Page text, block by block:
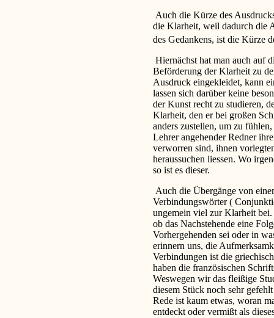
Auch die Kürze des
die Klarheit, weil dadurch die
des Gedankens, ist die Kürze
Hiernächst hat man auch auf
Beförderung der Klarheit zu
Ausdruck eingekleidet, kann
lassen sich darüber keine
der Kunst recht zu studieren,
Klarheit, den er bei großen
anders zustellen, um zu
Lehrer angehender Redner
verworren sind, ihnen
heraussuchen liessen. Wo
so ist es dieser.
Auch die Übergänge von
Verbindungswörter (
ungemein viel zur Klarheit
ob das Nachstehende eine
Vorhergehenden sei oder in
erinnern uns, die
Verbindungen ist die
haben die französischen
Weswegen wir das fleißige
diesem Stück noch sehr
Rede ist kaum etwas, woran
entdeckt oder vermißt als